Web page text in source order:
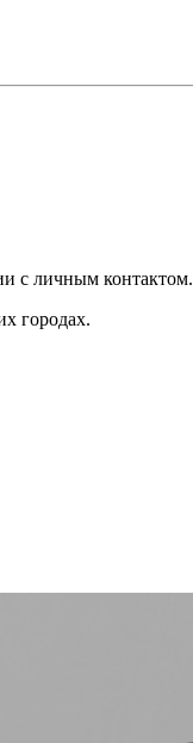
с личным контактом.
городах.